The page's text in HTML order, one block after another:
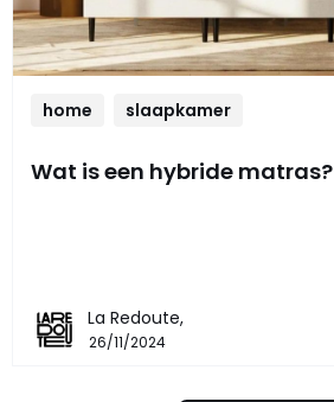
home slaapkamer
Wat is een hybride matras?
La Redoute,
26/11/2024